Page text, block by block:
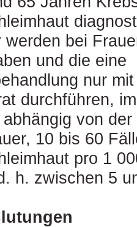
werden bei
und die eine
nur
durchführen,
von
10 bis 60
pro 1
h. zwischen 5